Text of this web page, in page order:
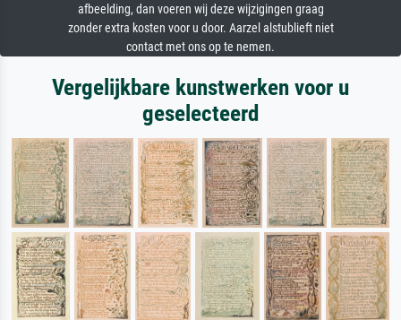
afbeelding, dan voeren wij deze wijzigingen graag
zonder extra kosten voor u door. Aarzel alstublieft niet
contact met ons op te nemen.
Vergelijkbare kunstwerken voor u
geselecteerd